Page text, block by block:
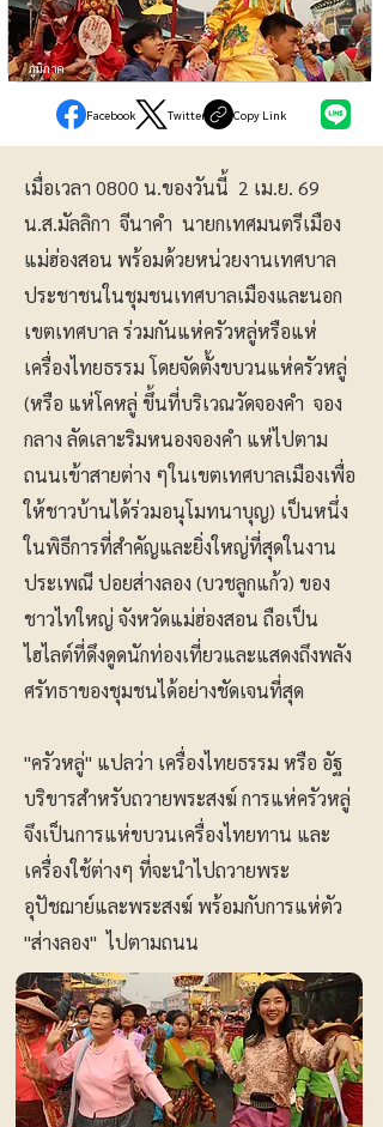
ภูมิภาค
Facebook Twitter Copy Link
เมื่อเวลา 0800 น.ของวันนี้ 2 เม.ย. 69
น.ส.มัลลิกา จีนาคำ นายกเทศมนตรีเมือง
แม่ฮ่องสอน พร้อมด้วยหน่วยงานเทศบาล
ประชาชนในชุมชนเทศบาลเมืองและนอก
เขตเทศบาล ร่วมกันแห่ครัวหลู่หรือแห่
เครื่องไทยธรรม โดยจัดตั้งขบวนแห่ครัวหลู่
(หรือ แห่โคหลู่ ขึ้นที่บริเวณวัดจองคำ จอง
กลาง ลัดเลาะริมหนองจองคำ แห่ไปตาม
ถนนเข้าสายต่าง ๆในเขตเทศบาลเมืองเพื่อ
ให้ชาวบ้านได้ร่วมอนุโมทนาบุญ) เป็นหนึ่ง
ในพิธีการที่สำคัญและยิ่งใหญ่ที่สุดในงาน
ประเพณี ปอยส่างลอง (บวชลูกแก้ว) ของ
ชาวไทใหญ่ จังหวัดแม่ฮ่องสอน ถือเป็น
ไฮไลต์ที่ดึงดูดนักท่องเที่ยวและแสดงถึงพลัง
ศรัทธาของชุมชนได้อย่างชัดเจนที่สุด
"ครัวหลู่" แปลว่า เครื่องไทยธรรม หรือ อัฐ
บริขารสำหรับถวายพระสงฆ์ การแห่ครัวหลู่
จึงเป็นการแห่ขบวนเครื่องไทยทาน และ
เครื่องใช้ต่างๆ ที่จะนำไปถวายพระ
อุปัชฌาย์และพระสงฆ์ พร้อมกับการแห่ตัว
"ส่างลอง" ไปตามถนน